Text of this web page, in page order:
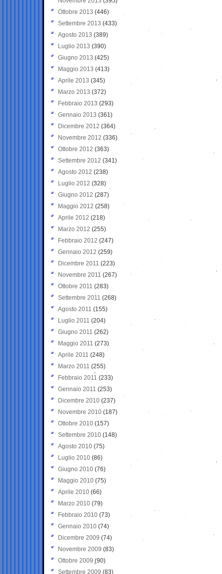
Ottobre 2013 (446)
Settembre 2013 (433)
Agosto 2013 (389)
Luglio 2013 (390)
Giugno 2013 (425)
Maggio 2013 (413)
Aprile 2013 (345)
Marzo 2013 (372)
Febbraio 2013 (293)
Gennaio 2013 (361)
Dicembre 2012 (364)
Novembre 2012 (336)
Ottobre 2012 (363)
Settembre 2012 (341)
Agosto 2012 (238)
Luglio 2012 (328)
Giugno 2012 (287)
Maggio 2012 (258)
Aprile 2012 (218)
Marzo 2012 (255)
Febbraio 2012 (247)
Gennaio 2012 (259)
Dicembre 2011 (223)
Novembre 2011 (267)
Ottobre 2011 (283)
Settembre 2011 (268)
Agosto 2011 (155)
Luglio 2011 (204)
Giugno 2011 (262)
Maggio 2011 (273)
Aprile 2011 (248)
Marzo 2011 (255)
Febbraio 2011 (233)
Gennaio 2011 (253)
Dicembre 2010 (237)
Novembre 2010 (187)
Ottobre 2010 (157)
Settembre 2010 (148)
Agosto 2010 (75)
Luglio 2010 (86)
Giugno 2010 (76)
Maggio 2010 (75)
Aprile 2010 (66)
Marzo 2010 (79)
Febbraio 2010 (73)
Gennaio 2010 (74)
Dicembre 2009 (74)
Novembre 2009 (83)
Ottobre 2009 (90)
Settembre 2009 (83)